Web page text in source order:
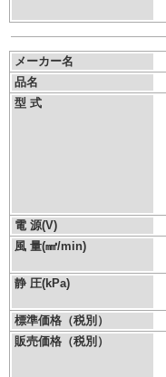
メーカー名
品名
型 式
電 源(V)
風 量(㎣/min)
静 圧(kPa)
標準価格（税別）
販売価格（税別）